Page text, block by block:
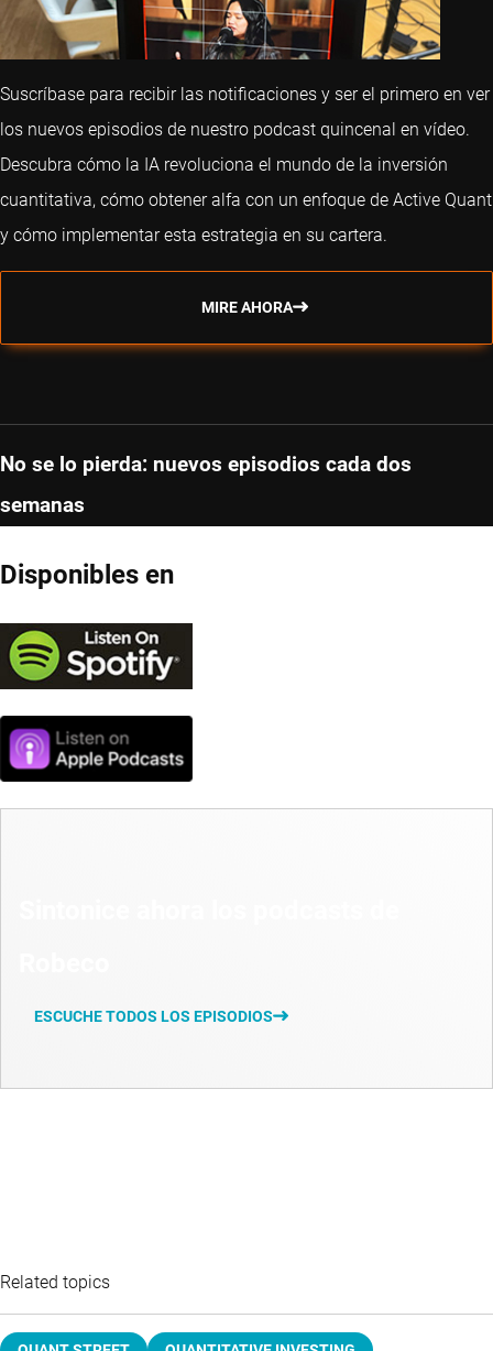
Suscríbase para recibir las notificaciones y ser el primero en ver
los nuevos episodios de nuestro podcast quincenal en vídeo.
Descubra cómo la IA revoluciona el mundo de la inversión
cuantitativa, cómo obtener alfa con un enfoque de Active Quant
y cómo implementar esta estrategia en su cartera.
MIRE AHORA
No se lo pierda: nuevos episodios cada dos
semanas
Disponibles en
ESCUCHE TODOS LOS EPISODIOS
Related topics